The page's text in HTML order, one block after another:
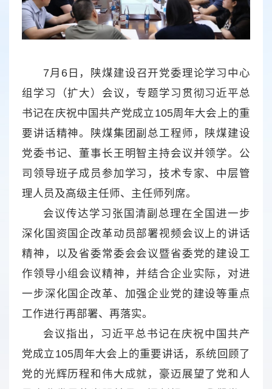
7月6日，陕煤建设召开党委理论学习中心
组学习（扩大）会议，专题学习贯彻习近平总
书记在庆祝中国共产党成立105周年大会上的重
要讲话精神。陕煤集团副总工程师，陕煤建设
党委书记、董事长王明智主持会议并领学。公
司领导班子成员参加学习，技术专家、中层管
理人员及高级主任师、主任师列席。
会议传达学习张国清副总理在全国进一步
深化国资国企改革动员部署视频会议上的讲话
精神，以及省委常委会会议暨省委党的建设工
作领导小组会议精神，并结合企业实际，对进
一步深化国企改革、加强企业党的建设等重点
工作进行再部署、再落实。
会议指出，习近平总书记在庆祝中国共产
党成立105周年大会上的重要讲话，系统回顾了
党的光辉历程和伟大成就，豪迈展望了党和人